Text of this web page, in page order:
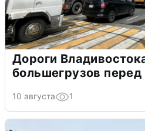
Дороги
большегрузов
10 августа 1